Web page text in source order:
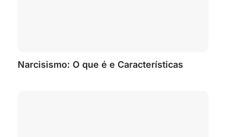
Narcisismo: O que é e Características